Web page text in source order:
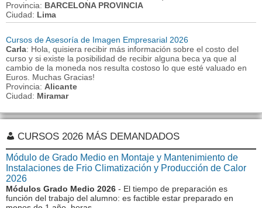
Provincia: BARCELONA PROVINCIA
Ciudad: Lima
Cursos de Asesoría de Imagen Empresarial 2026
Carla: Hola, quisiera recibir más información sobre el costo del
curso y si existe la posibilidad de recibir alguna beca ya que al
cambio de la moneda nos resulta costoso lo que esté valuado en
Euros. Muchas Gracias!
Provincia: Alicante
Ciudad: Miramar
CURSOS 2026 MÁS DEMANDADOS
Módulo de Grado Medio en Montaje y Mantenimiento de
Instalaciones de Frio Climatización y Producción de Calor
2026
Módulos Grado Medio 2026 - El tiempo de preparación es
función del trabajo del alumno: es factible estar preparado en